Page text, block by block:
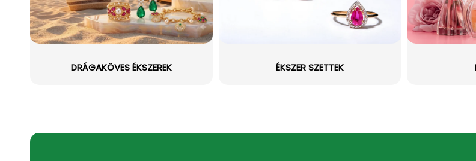
DRÁGAKÖVES ÉKSZEREK ÉKSZER SZETTEK